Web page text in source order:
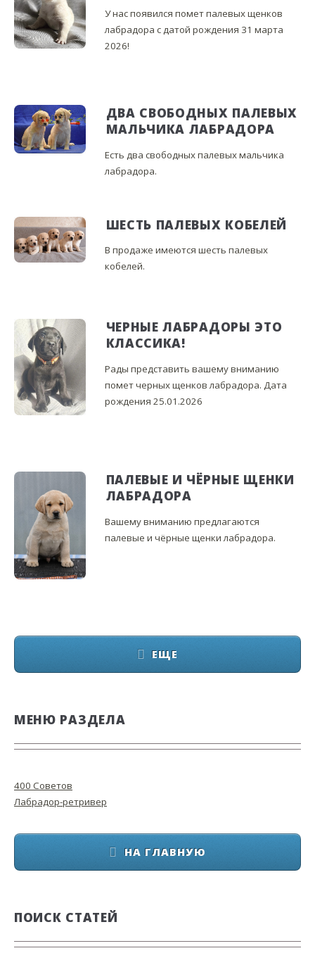
У нас появился помет палевых щенков
лабрадора с датой рождения 31 марта
2026!
ДВА СВОБОДНЫХ ПАЛЕВЫХ
МАЛЬЧИКА ЛАБРАДОРА
Есть два свободных палевых мальчика
лабрадора.
ШЕСТЬ ПАЛЕВЫХ КОБЕЛЕЙ
В продаже имеются шесть палевых
кобелей.
ЧЕРНЫЕ ЛАБРАДОРЫ ЭТО
КЛАССИКА!
Рады представить вашему вниманию
помет черных щенков лабрадора. Дата
рождения 25.01.2026
ПАЛЕВЫЕ И ЧЁРНЫЕ ЩЕНКИ
ЛАБРАДОРА
Вашему вниманию предлагаются
палевые и чёрные щенки лабрадора.
ЕЩЕ
МЕНЮ РАЗДЕЛА
400 Советов
Лабрадор-ретривер
НА ГЛАВНУЮ
ПОИСК СТАТЕЙ